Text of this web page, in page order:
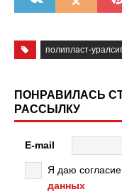
полипласт-
ПОНРАВИЛАСЬ
РАССЫЛКУ
E-mail
Я даю
данных